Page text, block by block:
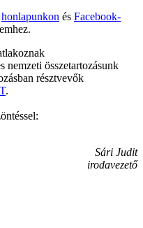
honlapunkon és Facebook-
nemzeti összetartozásunk
résztvevők
.
Sári Judit
irodavezető